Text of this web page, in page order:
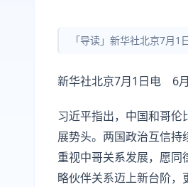
「导读」新华社北京7月
新华社北京7月1日电 6月
习近平指出，中国和哥
展势头。两国政治互信持
重视中哥关系发展，愿
略伙伴关系迈上新台阶，